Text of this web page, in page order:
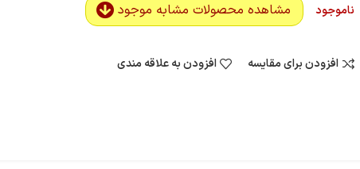
ناموجود مشاهده محصولات مشابه موجود
افزودن برای مقایسه افزودن به علاقه مندی